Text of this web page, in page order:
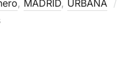
, MADRID, URBANA